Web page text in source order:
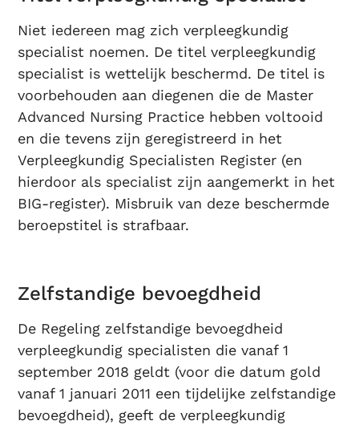
Niet iedereen mag zich verpleegkundig
specialist noemen. De titel verpleegkundig
specialist is wettelijk beschermd. De titel is
voorbehouden aan diegenen die de Master
Advanced Nursing Practice hebben voltooid
en die tevens zijn geregistreerd in het
Verpleegkundig Specialisten Register (en
hierdoor als specialist zijn aangemerkt in het
BIG-register). Misbruik van deze beschermde
beroepstitel is strafbaar.
Zelfstandige bevoegdheid
De Regeling zelfstandige bevoegdheid
verpleegkundig specialisten die vanaf 1
september 2018 geldt (voor die datum gold
vanaf 1 januari 2011 een tijdelijke zelfstandige
bevoegdheid), geeft de verpleegkundig